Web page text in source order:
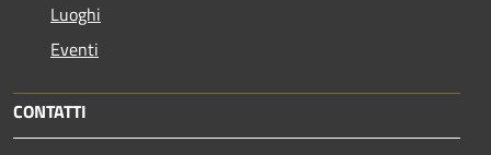
Luoghi
Eventi
CONTATTI